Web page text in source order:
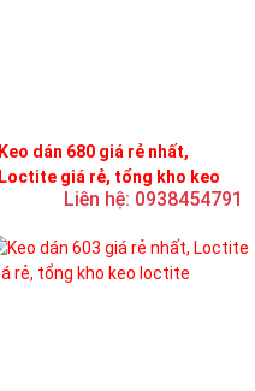
Keo dán 680 giá rẻ nhất,
Loctite giá rẻ, tổng kho keo
Liên hệ: 0938454791